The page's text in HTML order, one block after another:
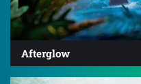
Afterglow